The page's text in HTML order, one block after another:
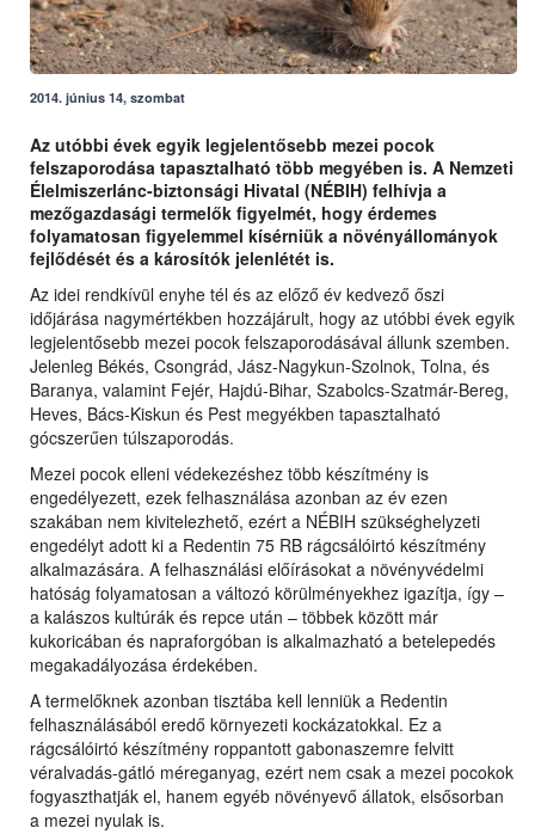
2014. június 14, szombat
Az utóbbi évek egyik legjelentősebb mezei pocok
felszaporodása tapasztalható több megyében is. A Nemzeti
Élelmiszerlánc-biztonsági Hivatal (NÉBIH) felhívja a
mezőgazdasági termelők figyelmét, hogy érdemes
folyamatosan figyelemmel kísérniük a növényállományok
fejlődését és a károsítók jelenlétét is.
Az idei rendkívül enyhe tél és az előző év kedvező őszi
időjárása nagymértékben hozzájárult, hogy az utóbbi évek egyik
legjelentősebb mezei pocok felszaporodásával állunk szemben.
Jelenleg Békés, Csongrád, Jász-Nagykun-Szolnok, Tolna, és
Baranya, valamint Fejér, Hajdú-Bihar, Szabolcs-Szatmár-Bereg,
Heves, Bács-Kiskun és Pest megyékben tapasztalható
gócszerűen túlszaporodás.
Mezei pocok elleni védekezéshez több készítmény is
engedélyezett, ezek felhasználása azonban az év ezen
szakában nem kivitelezhető, ezért a NÉBIH szükséghelyzeti
engedélyt adott ki a Redentin 75 RB rágcsálóirtó készítmény
alkalmazására. A felhasználási előírásokat a növényvédelmi
hatóság folyamatosan a változó körülményekhez igazítja, így –
a kalászos kultúrák és repce után – többek között már
kukoricában és napraforgóban is alkalmazható a betelepedés
megakadályozása érdekében.
A termelőknek azonban tisztába kell lenniük a Redentin
felhasználásából eredő környezeti kockázatokkal. Ez a
rágcsálóirtó készítmény roppantott gabonaszemre felvitt
véralvadás-gátló méreganyag, ezért nem csak a mezei pocokok
fogyaszthatják el, hanem egyéb növényevő állatok, elsősorban
a mezei nyulak is.